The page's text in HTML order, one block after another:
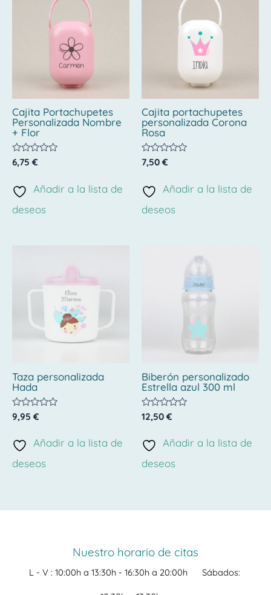
Cajita Portachupetes
Personalizada Nombre
+ Flor
Valorado
con
de
5
6,75 €
Añadir a la lista de
deseos
Cajita portachupetes
personalizada Corona
Rosa
Valorado
con
de
5
7,50 €
Añadir a la lista de
deseos
Taza personalizada
Hada
Valorado
con
de
5
9,95 €
Añadir a la lista de
deseos
Biberón personalizado
Estrella azul 300 ml
Valorado
con
de
5
12,50 €
Añadir a la lista de
deseos
Nuestro horario de citas
L - V : 10:00h a 13:30h - 16:30h a 20:00h Sábados: